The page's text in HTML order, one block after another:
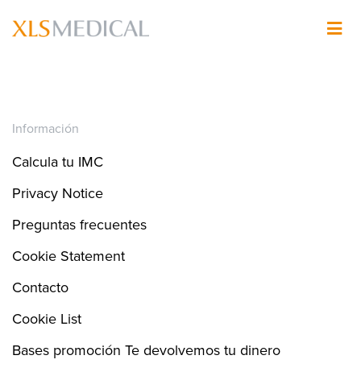
contenido
principal
Imagen
Información
Calcula tu IMC
Privacy Notice
Preguntas frecuentes
Cookie Statement
Contacto
Cookie List
Bases promoción Te devolvemos tu dinero